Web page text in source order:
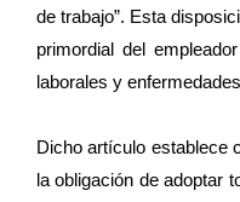
de trabajo”. Esta
primordial del
laborales y
Dicho artículo establece
la obligación de adoptar